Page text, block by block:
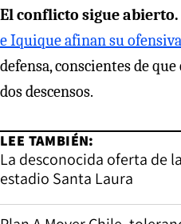
El conflicto sigue abierto.
e Iquique afinan su ofensiva
defensa, conscientes de
dos descensos.
LEE TAMBIÉN:
La desconocida oferta de
estadio Santa Laura